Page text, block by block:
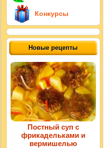
Конкурсы
Новые рецепты
Постный суп с
фрикадельками и
вермишелью